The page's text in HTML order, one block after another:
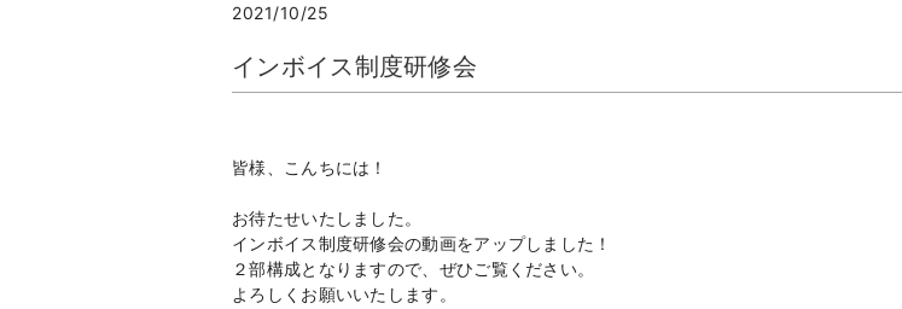
2021/10/25
インボイス制度研修会
皆様、こんちには！
お待たせいたしました。
インボイス制度研修会の動画をアップしました！
２部構成となりますので、ぜひご覧ください。
よろしくお願いいたします。